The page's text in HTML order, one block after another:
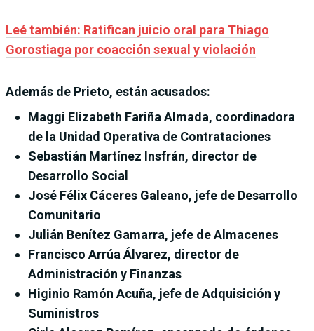
Leé también: Ratifican juicio oral para Thiago
Gorostiaga por coacción sexual y violación
Además de Prieto, están acusados:
Maggi Elizabeth Fariña Almada, coordinadora
de la Unidad Operativa de Contrataciones
Sebastián Martínez Insfrán, director de
Desarrollo Social
José Félix Cáceres Galeano, jefe de Desarrollo
Comunitario
Julián Benítez Gamarra, jefe de Almacenes
Francisco Arrúa Álvarez, director de
Administración y Finanzas
Higinio Ramón Acuña, jefe de Adquisición y
Suministros